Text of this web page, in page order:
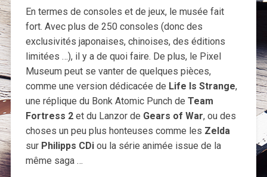
En termes de consoles et de jeux, le musée fait
fort. Avec plus de 250 consoles (donc des
exclusivités japonaises, chinoises, des éditions
limitées …), il y a de quoi faire. De plus, le Pixel
Museum peut se vanter de quelques pièces,
comme une version dédicacée de Life Is Strange,
une réplique du Bonk Atomic Punch de Team
Fortress 2 et du Lanzor de Gears of War, ou des
choses un peu plus honteuses comme les Zelda
sur Philipps CDiou la série animée issue de la
même saga …